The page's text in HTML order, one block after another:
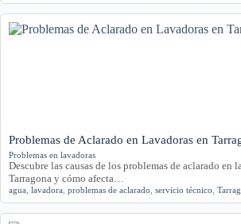
Problemas de Aclarado en Lavadoras en
Problemas en lavadoras
Descubre las causas de los problemas de aclarado en
Tarragona y cómo afecta…
agua lavadora problemas de aclarado servicio técnico